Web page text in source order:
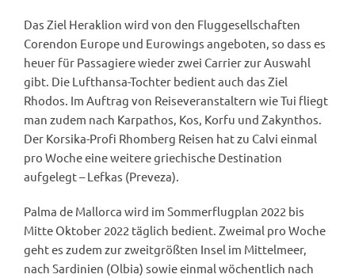
Das Ziel Heraklion wird von den Fluggesellschaften
Corendon Europe und Eurowings angeboten, so dass es
heuer für Passagiere wieder zwei Carrier zur Auswahl
gibt. Die Lufthansa-Tochter bedient auch das Ziel
Rhodos. Im Auftrag von Reiseveranstaltern wie Tui fliegt
man zudem nach Karpathos, Kos, Korfu und Zakynthos.
Der Korsika-Profi Rhomberg Reisen hat zu Calvi einmal
pro Woche eine weitere griechische Destination
aufgelegt – Lefkas (Preveza).
Palma de Mallorca wird im Sommerflugplan 2022 bis
Mitte Oktober 2022 täglich bedient. Zweimal pro Woche
geht es zudem zur zweitgrößten Insel im Mittelmeer,
nach Sardinien (Olbia) sowie einmal wöchentlich nach